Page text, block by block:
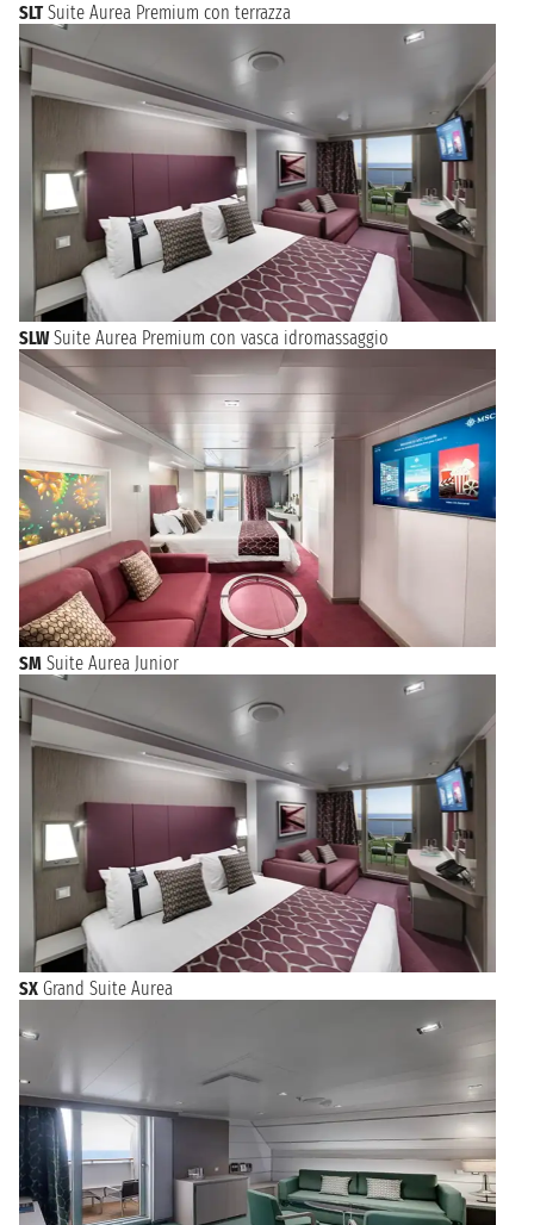
SLT Suite Aurea Premium con terrazza
SLW Suite Aurea Premium con vasca idromassaggio
SM Suite Aurea Junior
SX Grand Suite Aurea